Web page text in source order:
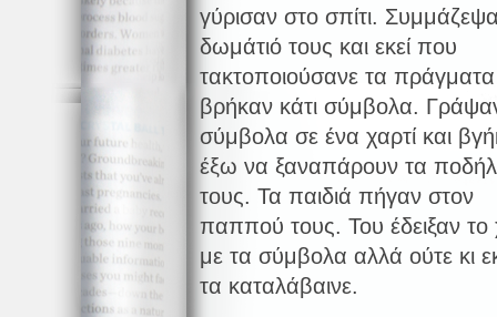
γύρισαν στο σπίτι.
δωμάτιό τους και εκεί που
τακτοποιούσανε τα πράγματα
βρήκαν κάτι σύμβολα.
σύμβολα σε ένα χαρτί και
έξω να ξαναπάρουν τα
τους. Τα παιδιά πήγαν στον
παππού τους. Του έδειξαν το
με τα σύμβολα αλλά ούτε κι
τα καταλάβαινε.